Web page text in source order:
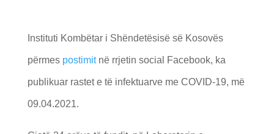
Instituti Kombëtar i Shëndetësisë së Kosovës
përmes postimitnë rrjetin social Facebook, ka
publikuar rastet e të infektuarve me COVID-19, më
09.04.2021.